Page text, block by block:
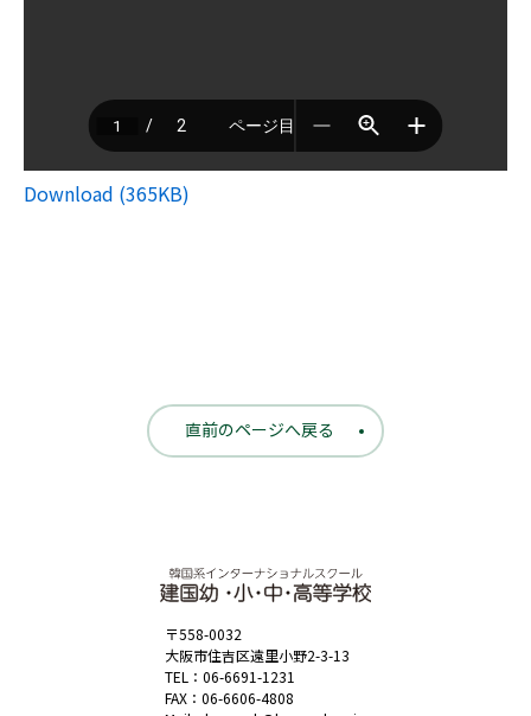
Download (365KB)
直前のページへ戻る
〒558-0032
大阪市住吉区遠里小野2-3-13
TEL： 06-6691-1231
FAX：06-6606-4808